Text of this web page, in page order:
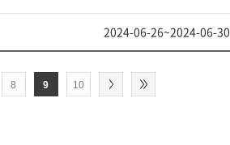
2024-06-26~2024-06-30
8 9 10